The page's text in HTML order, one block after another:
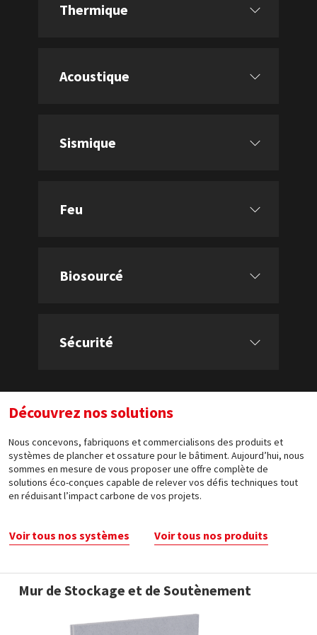
Thermique
Acoustique
Sismique
Feu
Biosourcé
Sécurité
Découvrez nos solutions
Nous concevons, fabriquons et commercialisons des produits et
systèmes de plancher et ossature pour le bâtiment. Aujourd’hui, nous
sommes en mesure de vous proposer une offre complète de
solutions éco-conçues capable de relever vos défis techniques tout
en réduisant l’impact carbone de vos projets.
Voir tous nos systèmes Voir tous nos produits
Mur de Stockage et de Soutènement